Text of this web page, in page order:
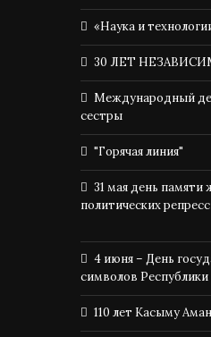
«Наука и
30 ЛЕТ
Международный
сестры
"Горячая линия"
31 мая день памяти
политических
4 июня – День
символов Республики
110 лет Касыму